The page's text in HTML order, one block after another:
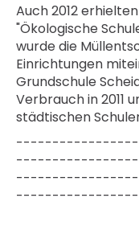
Auch 2012
"Ökologische
wurde die
Einrichtungen
Grundschule
Verbrauch in 2011
städtischen